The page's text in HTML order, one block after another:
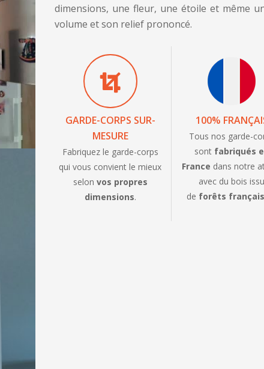
dimensions, une fleur, une étoile et même
volume et son relief prononcé.
GARDE-CORPS SUR-
MESURE
Fabriquez le garde-corps
qui vous convient le mieux
selon vos propres
dimensions.
100%
Tous nos garde-
sont fabriqués
France dans notre
avec du bois issu
de forêts